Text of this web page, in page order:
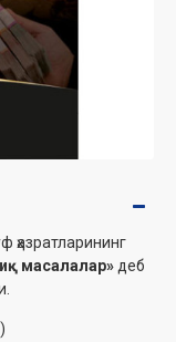
масалалар»деб